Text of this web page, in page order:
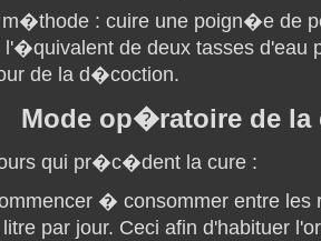
m�thode : cuire une poign�e de
l'�quivalent de deux tasses d'eau
de la d�coction.
Mode op�ratoire de la
qui pr�c�dent la cure :
� consommer entre
par jour. Ceci afin d'habituer